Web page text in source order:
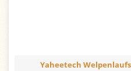
Yaheetech